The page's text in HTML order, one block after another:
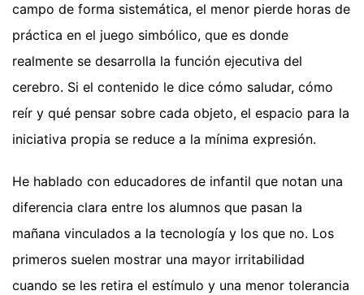
campo de forma sistemática, el menor pierde horas de
práctica en el juego simbólico, que es donde
realmente se desarrolla la función ejecutiva del
cerebro. Si el contenido le dice cómo saludar, cómo
reír y qué pensar sobre cada objeto, el espacio para la
iniciativa propia se reduce a la mínima expresión.
He hablado con educadores de infantil que notan una
diferencia clara entre los alumnos que pasan la
mañana vinculados a la tecnología y los que no. Los
primeros suelen mostrar una mayor irritabilidad
cuando se les retira el estímulo y una menor tolerancia